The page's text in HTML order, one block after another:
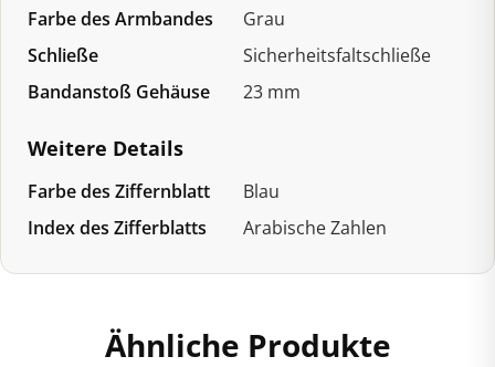
Farbe des Armbandes
Grau
Schließe
Sicherheitsfaltschließe
Bandanstoß Gehäuse
23 mm
Weitere Details
Farbe des Ziffernblatt
Blau
Index des Zifferblatts
Arabische Zahlen
Ähnliche Produkte